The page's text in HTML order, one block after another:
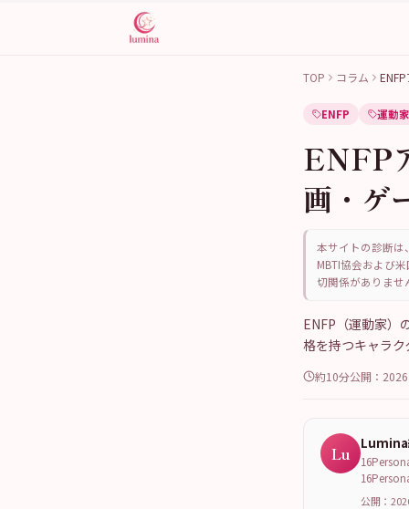
TOP コラム
ENFP 運動家
ENFP
画・ゲ
本サイトの診断は
MBTI協会および
切関係がありませ
ENFP（運動家）
格を持つキャラ
約10分公開：
Lu
公開：